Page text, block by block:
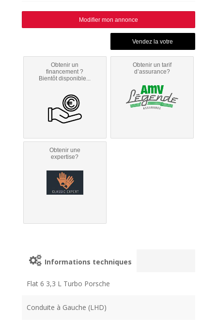
Modifier mon annonce
Obtenir un
financement ?
Bientôt disponible...
Obtenir un tarif
d’assurance?
Obtenir une
expertise?
Informations techniques
Flat 6 3,3 L Turbo Porsche
Conduite à Gauche (LHD)